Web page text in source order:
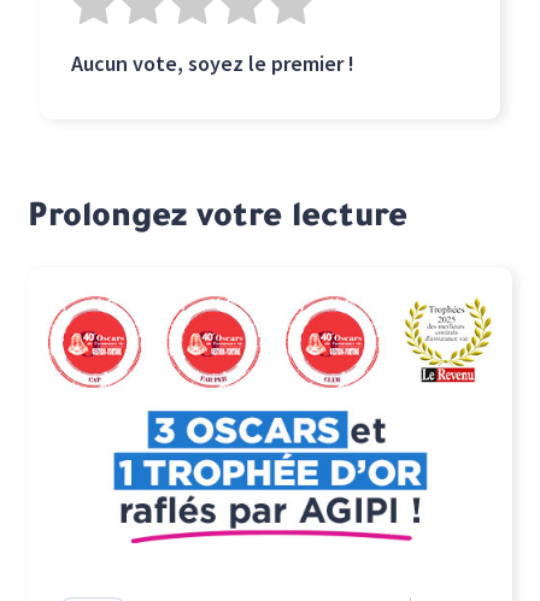
Aucun vote, soyez le premier !
Prolongez votre lecture